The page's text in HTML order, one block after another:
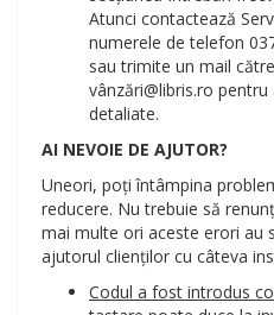
Atunci contactează
numerele de telefon
sau trimite un mail
vânzări@libris.ro
detaliate.
AI NEVOIE DE AJUTOR?
Uneori, poți întâmpina
reducere. Nu trebuie să
mai multe ori aceste erori au
ajutorul clienților cu câteva
Codul a fost introdus